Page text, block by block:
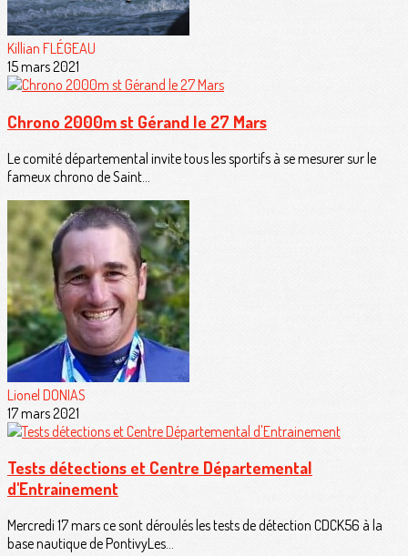
Killian FLÉGEAU
15 mars 2021
Chrono 2000m st Gérand le 27 Mars
Le comité départemental invite tous les sportifs à se mesurer sur le
fameux chrono de Saint...
Lionel DONIAS
17 mars 2021
Tests détections et Centre Départemental
d'Entrainement
Mercredi 17 mars ce sont déroulés les tests de détection CDCK56 à la
base nautique de PontivyLes...